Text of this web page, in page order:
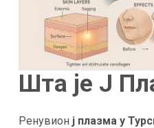
Шта је J
Ренувион j плазма у